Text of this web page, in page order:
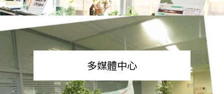
多媒體中心